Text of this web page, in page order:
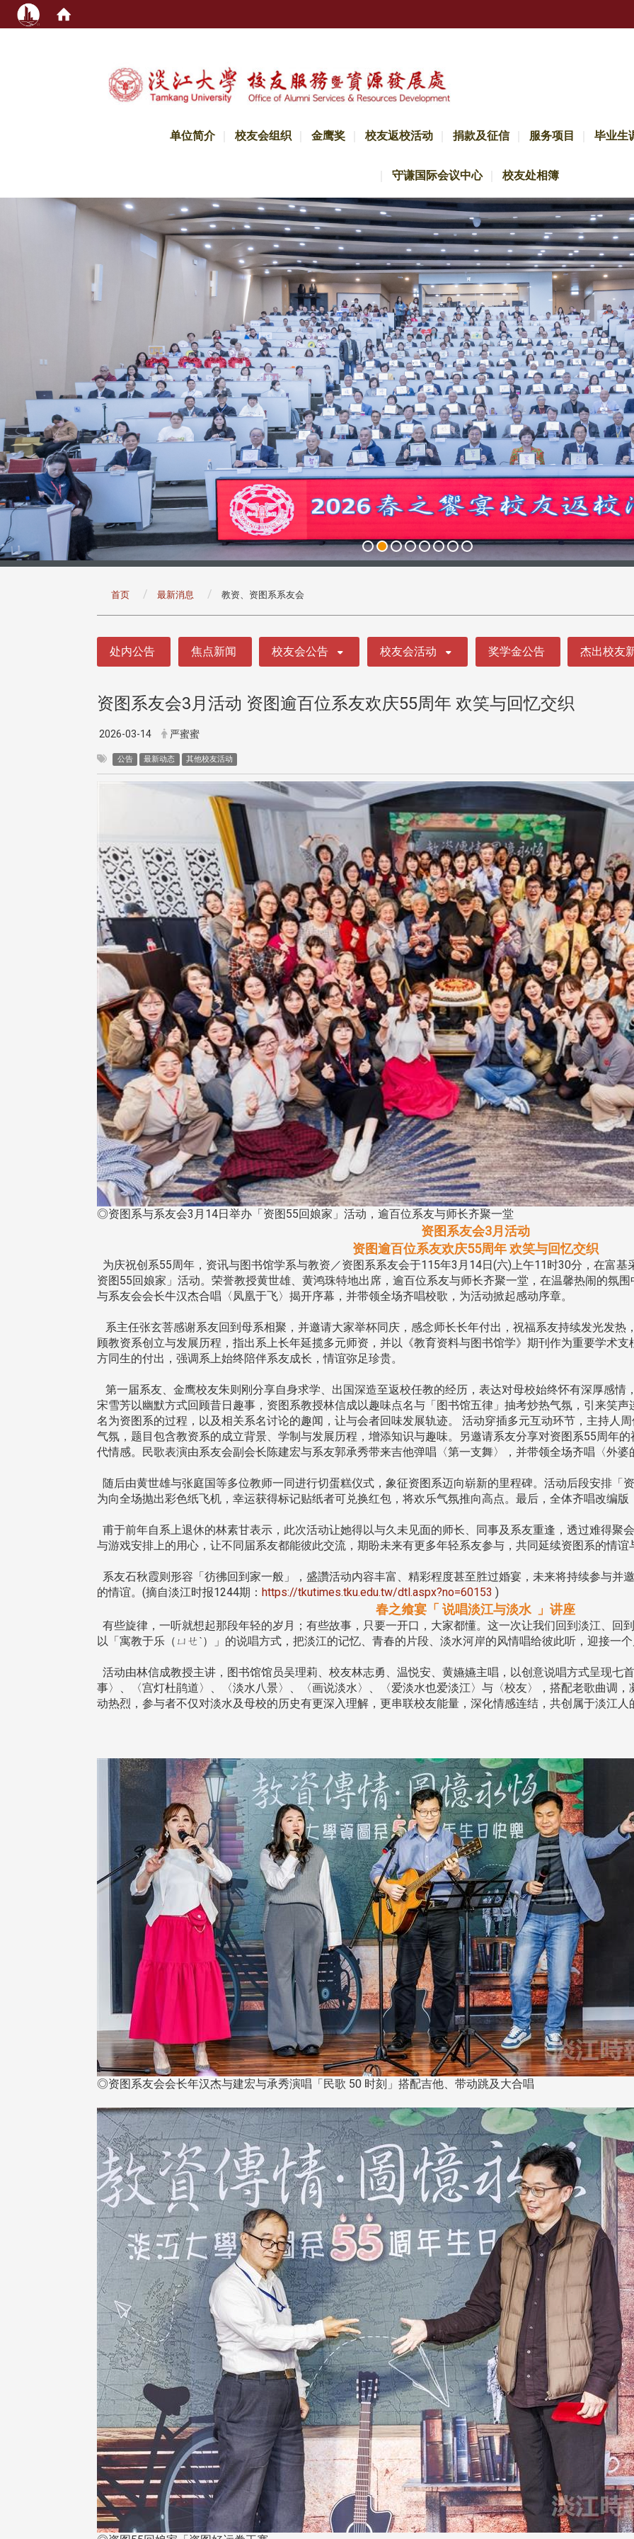
单位简介 校友会组织 金鹰奖 校友返校活动 捐款及征信 服务项目 毕业生
守谦国际会议中心 校友处相簿
首页 最新消息 教资、资图系系友会
处内公告 焦点新闻 校友会公告 校友会活动 奖学金公告 杰出校友
资图系友会3月活动 资图逾百位系友欢庆55周年 欢笑与回忆交织
2026-03-14 严蜜蜜
公告 最新动态 其他校友活动
◎资图系与系友会3月14日举办「资图55回娘家」活动，逾百位系友与师长齐聚一堂
资图系友会3月活动
资图逾百位系友欢庆55周年 欢笑与回忆交织
为庆祝创系55周年，资讯与图书馆学系与教资／资图系系友会于115年3月14日(六)上午11时30分，在富
资图55回娘家」活动。荣誉教授黄世雄、黄鸿珠特地出席，逾百位系友与师长齐聚一堂，在温馨热闹的氛
与系友会会长牛汉杰合唱〈凤凰于飞〉揭开序幕，并带领全场齐唱校歌，为活动掀起感动序章。
系主任张玄菩感谢系友回到母系相聚，并邀请大家举杯同庆，感念师长长年付出，祝福系友持续发光发热
顾教资系创立与发展历程，指出系上长年延揽多元师资，并以《教育资料与图书馆学》期刊作为重要学术
方同生的付出，强调系上始终陪伴系友成长，情谊弥足珍贵。
第一届系友、金鹰校友朱则刚分享自身求学、出国深造至返校任教的经历，表达对母校始终怀有深厚感情
宋雪芳以幽默方式回顾昔日趣事，资图系教授林信成以趣味点名与「图书馆五律」抽考炒热气氛，引来笑
名为资图系的过程，以及相关系名讨论的趣闻，让与会者回味发展轨迹。 活动穿插多元互动环节，主持人
气氛，题目包含教资系的成立背景、学制与发展历程，增添知识与趣味。另邀请系友分享对资图系55周年
代情感。民歌表演由系友会副会长陈建宏与系友郭承秀带来吉他弹唱〈第一支舞〉，并带领全场齐唱〈外
随后由黄世雄与张庭国等多位教师一同进行切蛋糕仪式，象征资图系迈向崭新的里程碑。活动后段安排「
为向全场抛出彩色纸飞机，幸运获得标记贴纸者可兑换红包，将欢乐气氛推向高点。最后，全体齐唱改编
甫于前年自系上退休的林素甘表示，此次活动让她得以与久未见面的师长、同事及系友重逢，透过难得聚
与游戏安排上的用心，让不同届系友都能彼此交流，期盼未来有更多年轻系友参与，共同延续资图系的情谊
系友石秋霞则形容「彷彿回到家一般」，盛讚活动内容丰富、精彩程度甚至胜过婚宴，未来将持续参与并
的情谊。(摘自淡江时报1244期： https://tkutimes.tku.edu.tw/dtl.aspx?no=60153 )
春之飨宴「 说唱淡江与淡水 」讲座
有些旋律，一听就想起那段年轻的岁月；有些故事，只要一开口，大家都懂。这一次让我们回到淡江、回
以「寓教于乐（ㄩㄝˋ）」的说唱方式，把淡江的记忆、青春的片段、淡水河岸的风情唱给彼此听，迎接一
活动由林信成教授主讲，图书馆馆员吴理莉、校友林志勇、温悦安、黄嬿嬿主唱，以创意说唱方式呈现七
事〉、〈宫灯杜鹃道〉、〈淡水八景〉、〈画说淡水〉、〈爱淡水也爱淡江〉与〈校友〉，搭配老歌曲调
动热烈，参与者不仅对淡水及母校的历史有更深入理解，更串联校友能量，深化情感连结，共创属于淡江人
◎资图系友会会长年汉杰与建宏与承秀演唱「民歌 50 时刻」搭配吉他、带动跳及大合唱